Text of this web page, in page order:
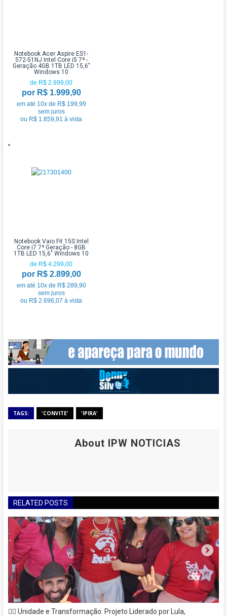
Notebook Acer Aspire ES1-
572-51NJ Intel Core i5 7ª -
Geração 4GB 1TB LED 15,6"
Windows 10
de R$ 2.999,00
por R$ 1.999,90
em até 10x de R$ 199,99
sem juros
ou R$ 1.859,91 à vista
Notebook Vaio Fit 15S Intel
Core i7 7ª Geração - 8GB
1TB LED 15,6" Windows 10
de R$ 4.299,00
por R$ 2.899,00
em até 10x de R$ 289,90
sem juros
ou R$ 2.696,07 à vista
TAGS: 'CONVITE' 'IPIRA'
About IPW NOTICIAS
RELATED POSTS
✊🏽 Unidade e Transformação: Projeto Liderado por Lula,